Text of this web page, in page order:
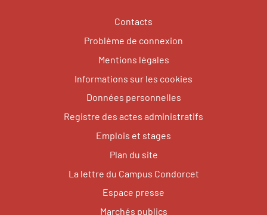
Contacts
Problème de connexion
Mentions légales
Informations sur les cookies
Données personnelles
Registre des actes administratifs
Emplois et stages
Plan du site
La lettre du Campus Condorcet
Espace presse
Marchés publics